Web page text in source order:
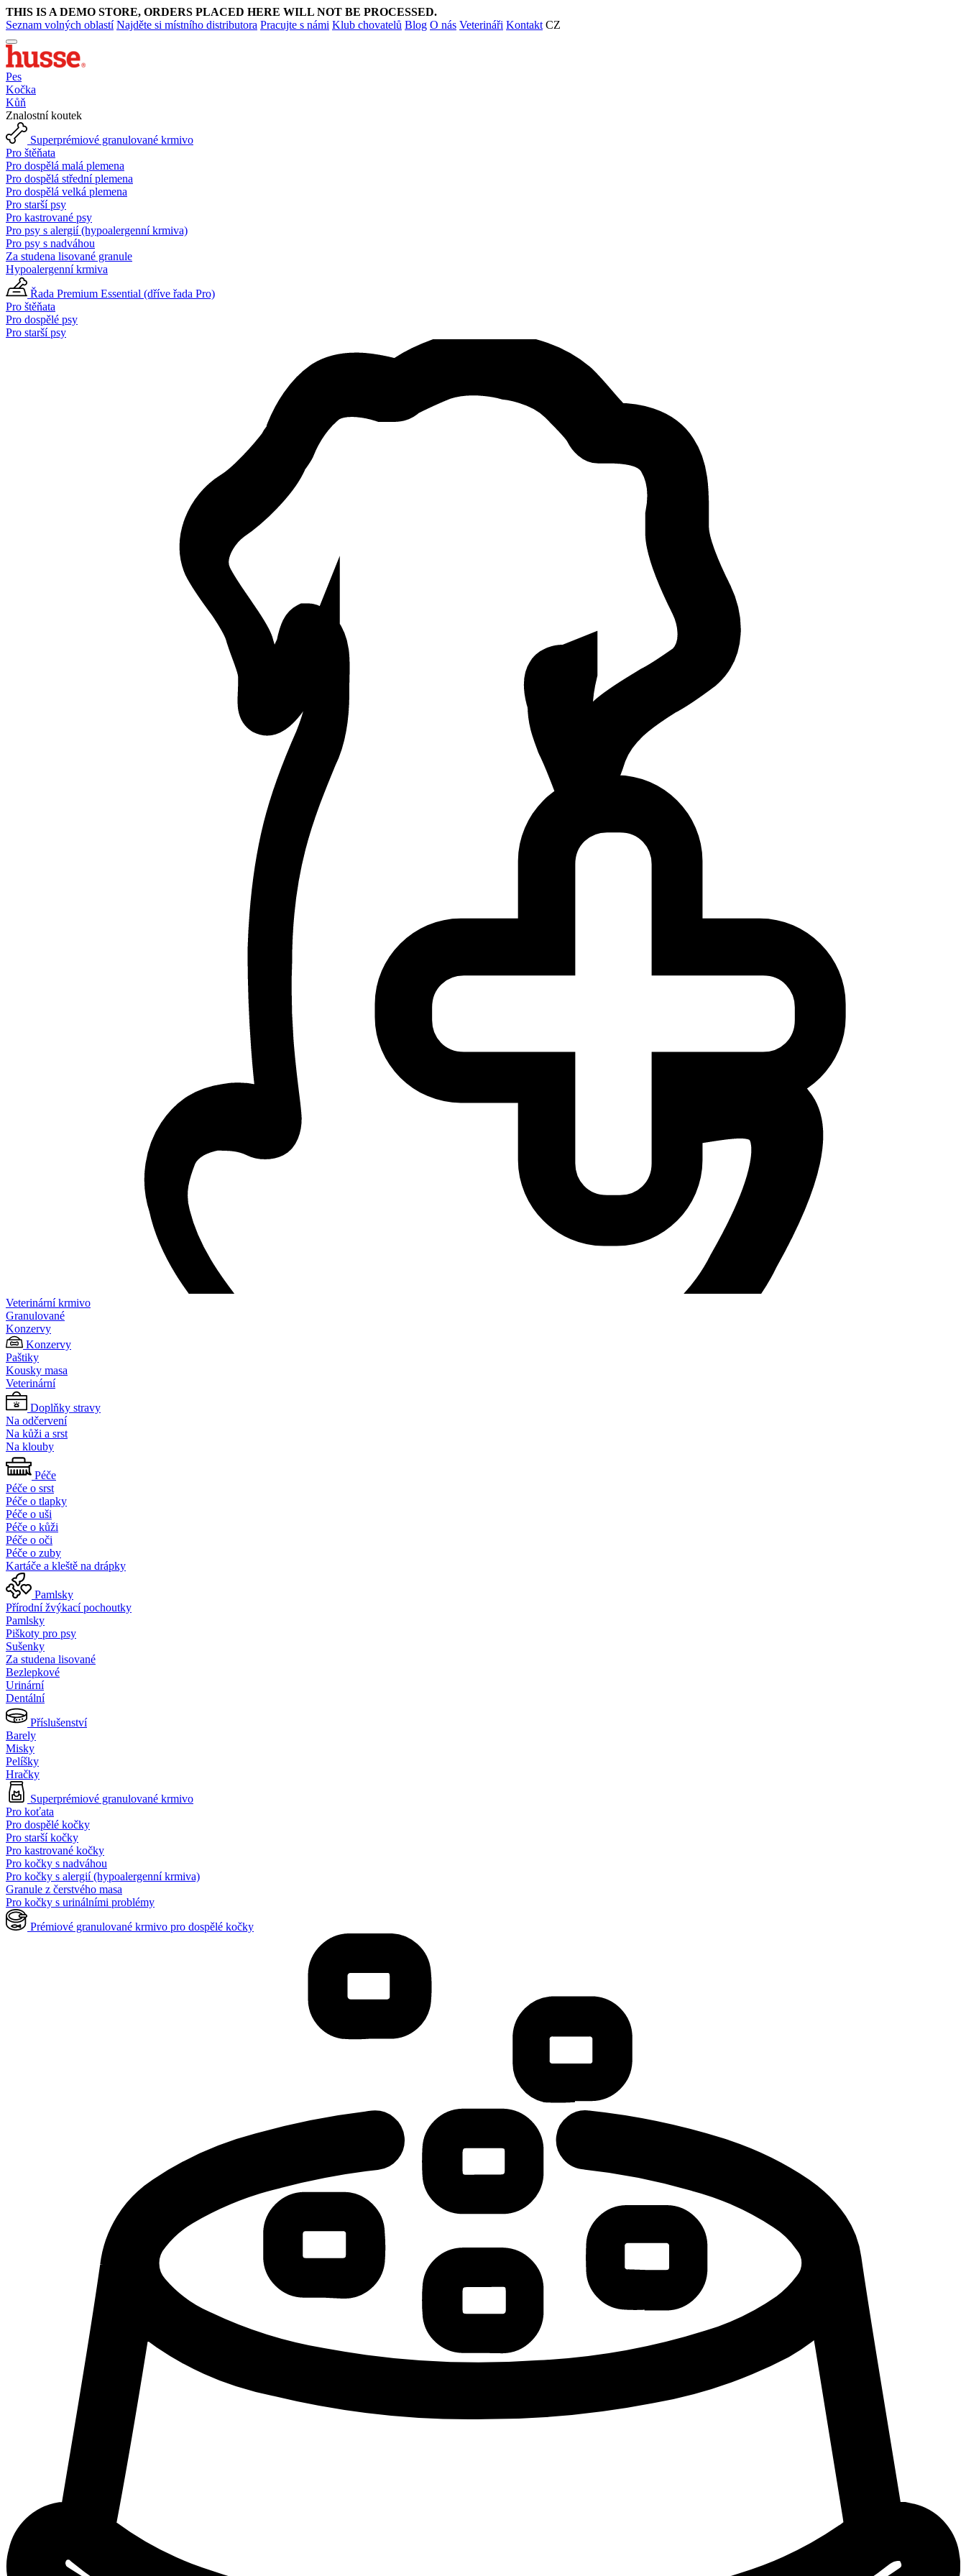
THIS IS A DEMO STORE, ORDERS PLACED HERE WILL NOT BE PROCESSED.
Seznam volných oblastí Najděte si místního distributora Pracujte s námi Klub chovatelů Blog O nás Veterináři Kontakt CZ
Pes
Kočka
Kůň
Znalostní koutek
Superprémiové granulované krmivo
Pro štěňata
Pro dospělá malá plemena
Pro dospělá střední plemena
Pro dospělá velká plemena
Pro starší psy
Pro kastrované psy
Pro psy s alergií (hypoalergenní krmiva)
Pro psy s nadváhou
Za studena lisované granule
Hypoalergenní krmiva
Řada Premium Essential (dříve řada Pro)
Pro štěňata
Pro dospělé psy
Pro starší psy
Veterinární krmivo
Granulované
Konzervy
Konzervy
Paštiky
Kousky masa
Veterinární
Doplňky stravy
Na odčervení
Na kůži a srst
Na klouby
Péče
Péče o srst
Péče o tlapky
Péče o uši
Péče o kůži
Péče o oči
Péče o zuby
Kartáče a kleště na drápky
Pamlsky
Přírodní žvýkací pochoutky
Pamlsky
Piškoty pro psy
Sušenky
Za studena lisované
Bezlepkové
Urinární
Dentální
Příslušenství
Barely
Misky
Pelíšky
Hračky
Superprémiové granulované krmivo
Pro koťata
Pro dospělé kočky
Pro starší kočky
Pro kastrované kočky
Pro kočky s nadváhou
Pro kočky s alergií (hypoalergenní krmiva)
Granule z čerstvého masa
Pro kočky s urinálními problémy
Prémiové granulované krmivo pro dospělé kočky